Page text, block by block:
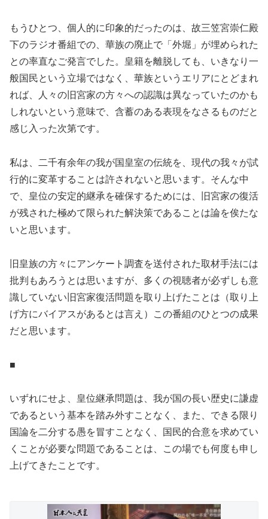
もうひとつ、個人的に印象的だったのは、故三笠宮崇仁殿
下のラジオ番組での、華族の廃止で「外堀」が埋められた
との率直なご発言でした。皇籍を離脱しても、いきなり一
般国民という立場ではなく、華族というエリアにとどまれ
れば、人々の旧宮家の方々への認識は異なっていたのかも
しれないという意味で、含蓄のある表現をなさるものだと
感じ入った次第です。
私は、二千有余年の我が国皇室の伝統を、現代の我々が試
行的に変革することは許されないと思います。そんな中
で、皇位の安定的継承を確保するためには、旧宮家の復活
が残された極めて限られた解決策であることは論を俟たな
いと思います。
旧皇族の方々にアンケート調査を送付された取材手法には
批判もあろうとは思いますが、多くの視聴者が必ずしも意
識していない旧宮家復活問題を取り上げたことは（取り上
げ方にバイアスがあるとは言え）この番組のひとつの成果
だと思います。
■
いずれにせよ、皇位継承問題は、我が国の長い歴史に謙虚
であるという基本を踏み外すことなく、また、できる限り
国論を二分する愚を冒すことなく、国民的合意を求めてい
くことが必要な問題であることは、この場でも何度も申し
上げてきたことです。